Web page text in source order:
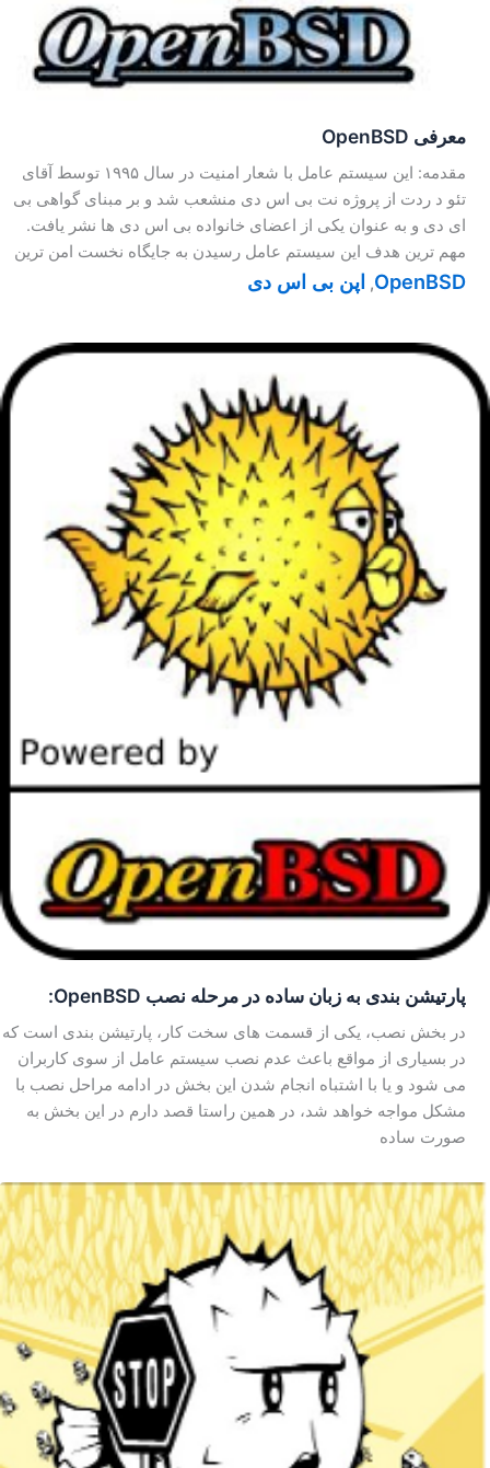
معرفی OpenBSD
مقدمه: این سیستم عامل با شعار امنیت در سال ۱۹۹۵ توسط آقای
تئو د ردت از پروژه نت بی اس دی منشعب شد و بر مبنای گواهی بی
ای دی و به عنوان یکی از اعضای خانواده بی اس دی ها نشر یافت.
مهم ترین هدف این سیستم عامل رسیدن به جایگاه نخست امن ترین
OpenBSD
, اپن بی اس دی
پارتیشن بندی به زبان ساده در مرحله نصب OpenBSD:
در بخش نصب، یکی از قسمت های سخت کار، پارتیشن بندی است که
در بسیاری از مواقع باعث عدم نصب سیستم عامل از سوی کاربران
می شود و یا با اشتباه انجام شدن این بخش در ادامه مراحل نصب با
مشکل مواجه خواهد شد، در همین راستا قصد دارم در این بخش به
صورت ساده